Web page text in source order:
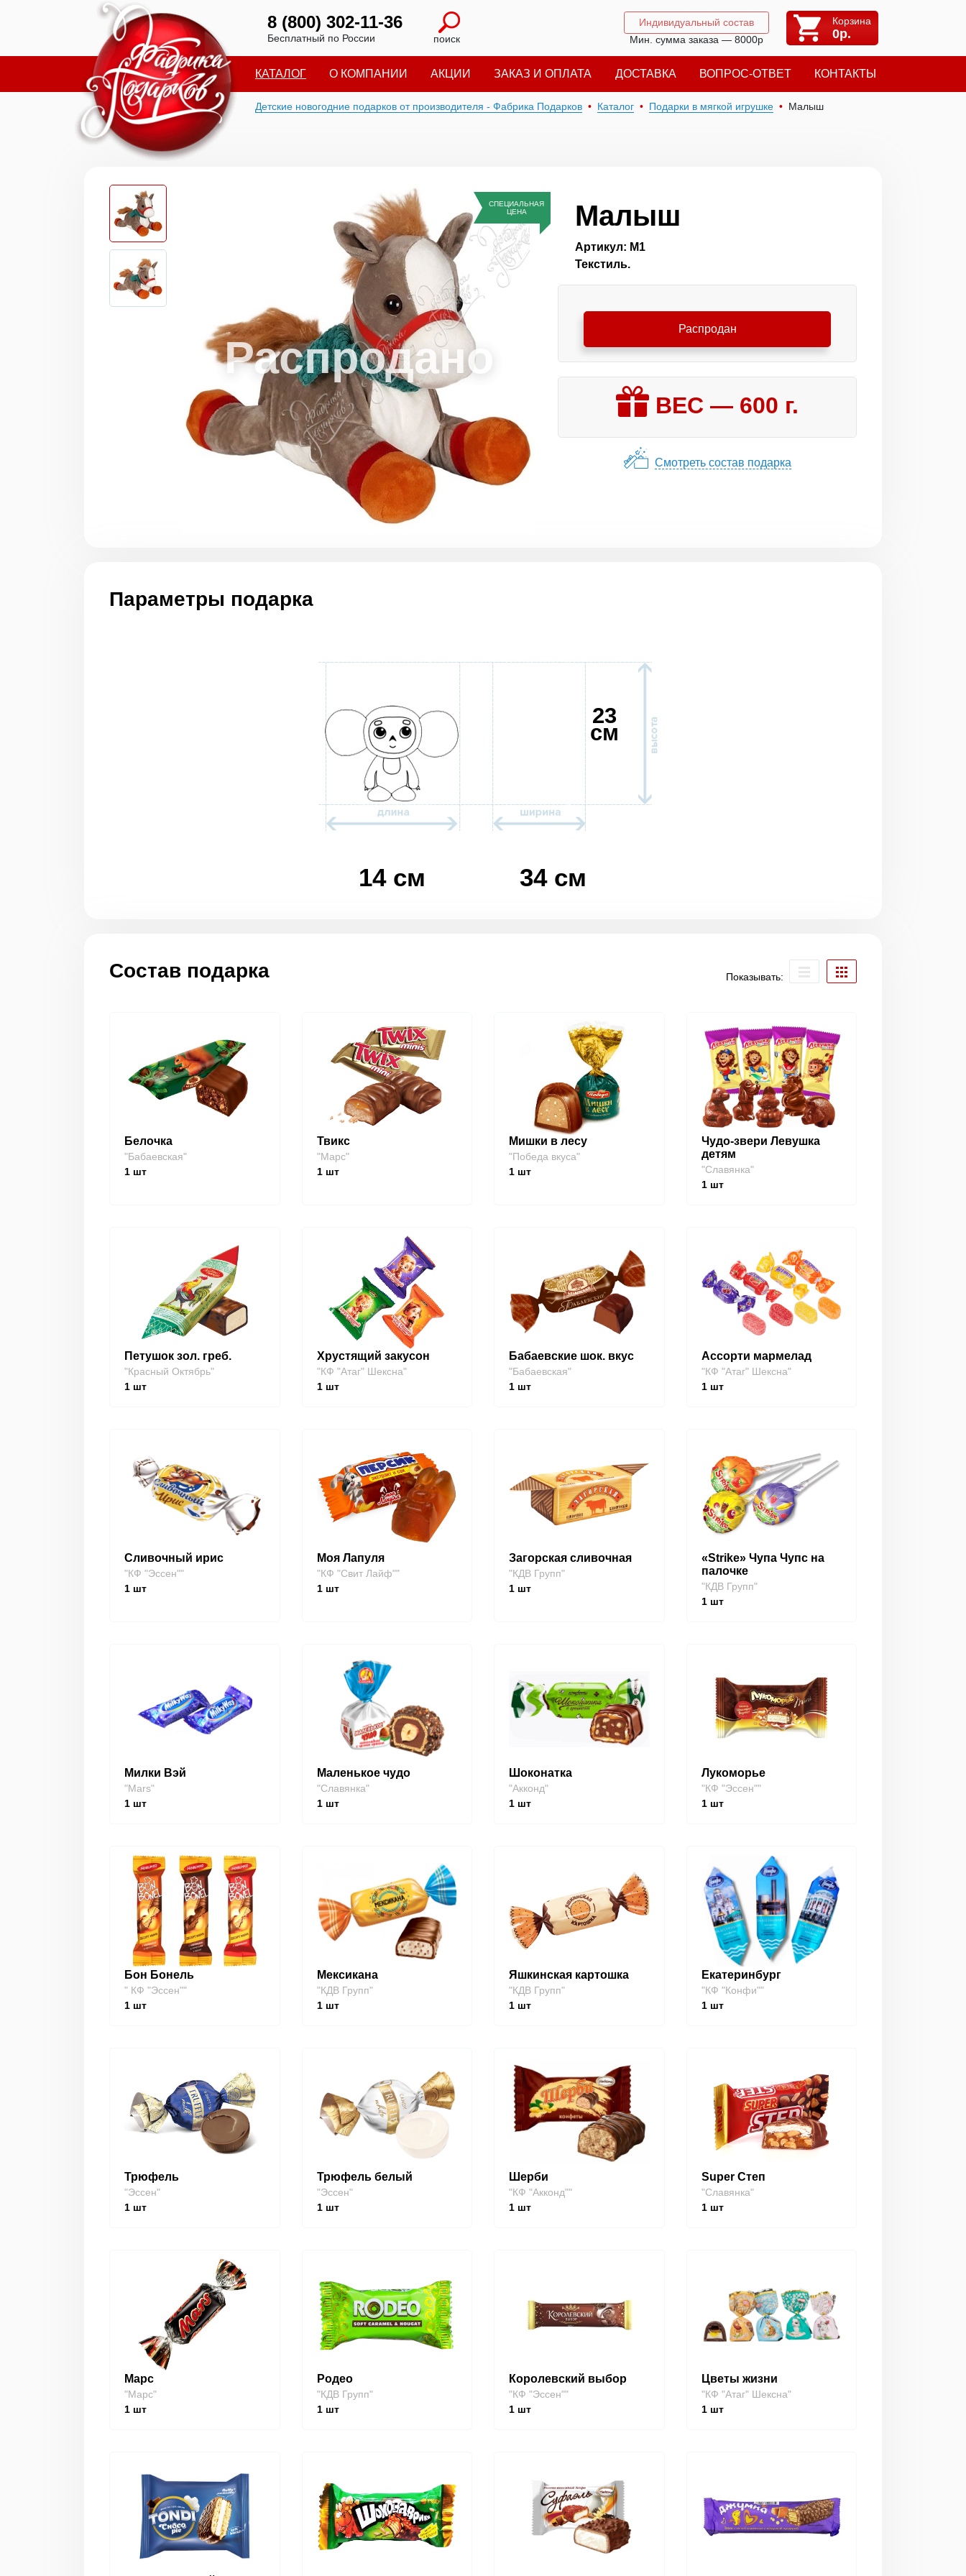
8 (800) 302-11-36
Бесплатный по России поиск
Индивидуальный состав
Мин. сумма заказа — 8000р
Корзина
0р.
КАТАЛОГ О КОМПАНИИ АКЦИИ ЗАКАЗ И ОПЛАТА ДОСТАВКА ВОПРОС-ОТВЕТ КОНТАКТЫ
Детские новогодние подарков от производителя - Фабрика Подарков Каталог Подарки в мягкой игрушке Малыш
СПЕЦИАЛЬНАЯ
ЦЕНА
Малыш
Артикул: М1
Текстиль.
Распродан
ВЕС — 600 г.
Смотреть состав подарка
Параметры подарка
14 см 34 см
23
см
Состав подарка Показывать:
Белочка
"Бабаевская"
1 шт
Твикс
"Марс"
1шт
Мишки в лесу
"Победа вкуса"
1 шт
Чудо-звери Левушка
детям
"Славянка"
1шт
Петушок зол. греб.
"Красный Октябрь"
1 шт
Хрустящий закусон
"КФ "Атаг" Шексна"
1шт
Бабаевские шок. вкус
"Бабаевская"
1 шт
Ассорти мармелад
"КФ "Атаг" Шексна"
1шт
Сливочный ирис
"КФ "Эссен""
1 шт
Моя Лапуля
"КФ "Свит Лайф""
1шт
Загорская сливочная
"КДВ Групп"
1 шт
«Strike» Чупа Чупс на
палочке
"КДВ Групп"
1шт
Милки Вэй
"Mars"
1 шт
Маленькое чудо
"Славянка"
1шт
Шоконатка
"Акконд"
1 шт
Лукоморье
"КФ "Эссен""
1шт
Бон Бонель
" КФ "Эссен""
1 шт
Мексикана
"КДВ Групп"
1шт
Яшкинская картошка
"КДВ Групп"
1 шт
Екатеринбург
"КФ "Конфи""
1шт
Трюфель
"Эссен"
1 шт
Трюфель белый
"Эссен"
1шт
Шерби
"КФ "Акконд""
1 шт
Super Степ
"Славянка"
1шт
Марс
"Марс"
1 шт
Родео
"КДВ Групп"
1шт
Королевский выбор
"КФ "Эссен""
1 шт
Цветы жизни
"КФ "Атаг" Шексна"
1шт